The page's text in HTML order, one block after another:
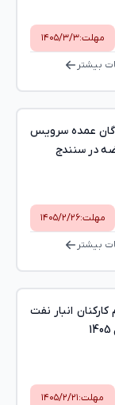
مهلت:۱۴۰۵/۳/۳
بیشتر
عمده سرویس
در سنندج
مهلت:۱۴۰۵/۲/۲۶
بیشتر
انبار نفت
مهلت:۱۴۰۵/۲/۲۱